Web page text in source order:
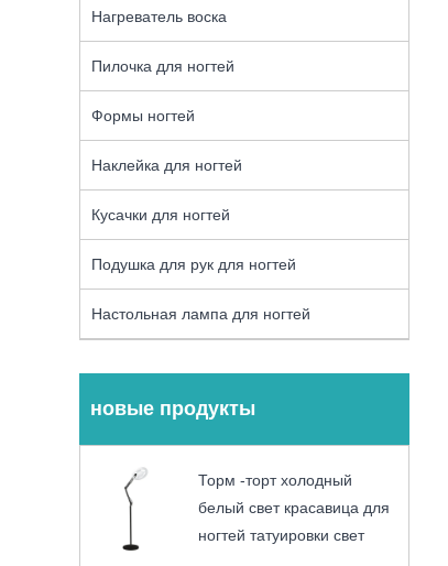
Нагреватель воска
Пилочка для ногтей
Формы ногтей
Наклейка для ногтей
Кусачки для ногтей
Подушка для рук для ногтей
Настольная лампа для ногтей
новые продукты
Торм -торт холодный
белый свет красавица для
ногтей татуировки свет